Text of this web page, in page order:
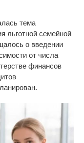
тема
льготной семейной
о введении
от числа
финансов